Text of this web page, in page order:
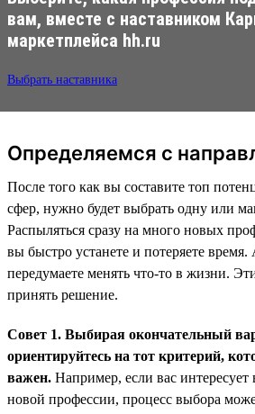
вам, вместе с наставником
маркетплейса hh.ru
Выбрать наставника
Определяемся с
После того как вы составите топ
сфер, нужно будет выбрать одну или
Распыляться сразу на много новых
вы быстро устанете и потеряете
передумаете менять что-то в жизни.
принять решение.
Совет 1. Выбирая окончательный
ориентируйтесь на тот критерий,
важен. Например, если вас интересует
новой профессии, процесс выбора